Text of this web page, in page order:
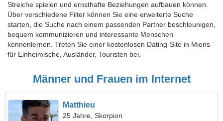
Streiche spielen und ernsthafte Beziehungen aufbauen können.
Über verschiedene Filter können Sie eine erweiterte Suche
starten, die Suche nach einem passenden Partner beschleunigen,
bequem kommunizieren und interessante Menschen
kennenlernen. Treten Sie einer kostenlosen Dating-Site in Mions
für Einheimische, Ausländer, Touristen bei.
Männer und Frauen im Internet
Matthieu
25 Jahre, Skorpion